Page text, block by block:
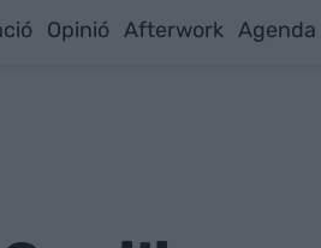
Opinió Afterwork Agenda